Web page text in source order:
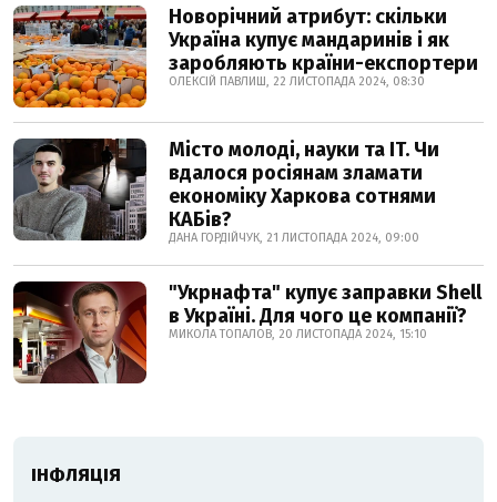
Новорічний атрибут: скільки
Україна купує мандаринів і як
заробляють країни-експортери
ОЛЕКСІЙ ПАВЛИШ, 22 ЛИСТОПАДА 2024, 08:30
Місто молоді, науки та IT. Чи
вдалося росіянам зламати
економіку Харкова сотнями
КАБів?
ДАНА ГОРДІЙЧУК, 21 ЛИСТОПАДА 2024, 09:00
"Укрнафта" купує заправки Shell
в Україні. Для чого це компанії?
МИКОЛА ТОПАЛОВ, 20 ЛИСТОПАДА 2024, 15:10
ІНФЛЯЦІЯ